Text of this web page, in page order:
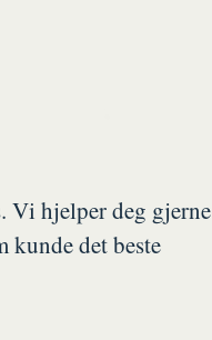
Vi hjelper deg gjerne
kunde det beste